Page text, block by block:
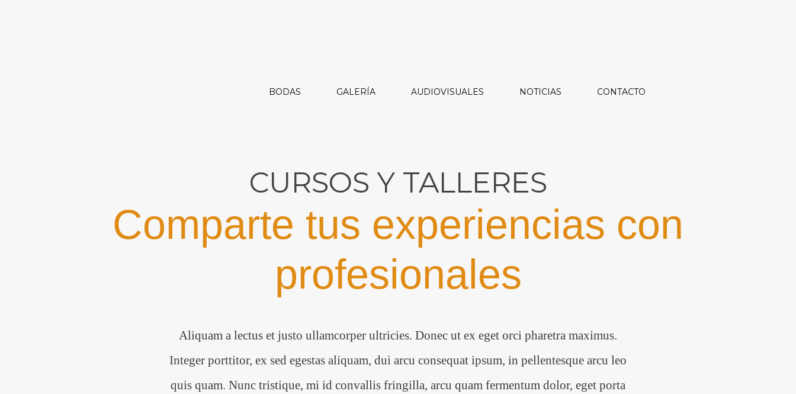
BODAS GALERÍA AUDIOVISUALES NOTICIAS CONTACTO
CURSOS Y TALLERES
Comparte tus experiencias con
profesionales
Aliquam a lectus et justo ullamcorper ultricies. Donec ut ex eget orci pharetra maximus.
Integer porttitor, ex sed egestas aliquam, dui arcu consequat ipsum, in pellentesque arcu leo
quis quam. Nunc tristique, mi id convallis fringilla, arcu quam fermentum dolor, eget porta